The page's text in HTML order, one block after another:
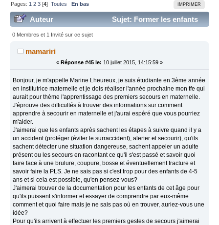
IMPRIMER
Pages: 1 2 3 [4]Toutes En bas
Auteur
Sujet: Former les enfants
aux premiers secours à l'école. (Lu 296317 fois)
0 Membres et 1 Invité sur ce sujet
mamariri
« Réponse #45 le: 10 juillet 2015, 14:15:59 »
Bonjour, je m'appelle Marine Lheureux, je suis étudiante en 3ème année
en institutrice maternelle et je dois réaliser l'année prochaine mon tfe qui
aurait pour thème l'apprentissage des premiers secours en maternelle.
J'éprouve des difficultés à trouver des informations sur comment
apprendre à secourir en maternelle et j'aurai espéré que vous pourriez
m'aider.
J'aimerai que les enfants après sachent les étapes à suivre quand il y a
un accident (protéger (éviter le surraccident), alerter et secourir), qu'ils
sachent détecter une situation dangereuse, sachent appeler un adulte
présent ou les secours en racontant ce qu'il s'est passé et savoir quoi
faire face à une brulure, coupure, bosse et éventuellement fracture et
savoir faire la PLS. Je ne sais pas si c'est trop pour des enfants de 4-5
ans et si cela est possible, qu'en pensez-vous?
J'aimerai trouver de la documentation pour les enfants de cet âge pour
qu'ils puissent s'informer et essayer de comprendre par eux-même
comment et quoi faire mais je ne sais pas où en trouver, auriez-vous une
idée?
Pour qu'ils arrivent à effectuer les premiers gestes de secours j'aimerai